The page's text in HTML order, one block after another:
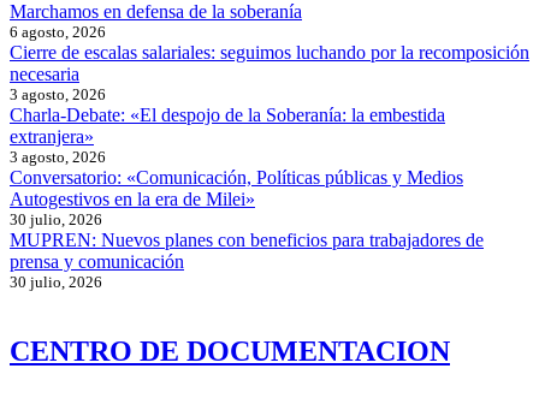
Marchamos en defensa de la soberanía
6 agosto, 2026
Cierre de escalas salariales: seguimos luchando por la recomposición
necesaria
3 agosto, 2026
Charla-Debate: «El despojo de la Soberanía: la embestida
extranjera»
3 agosto, 2026
Conversatorio: «Comunicación, Políticas públicas y Medios
Autogestivos en la era de Milei»
30 julio, 2026
MUPREN: Nuevos planes con beneficios para trabajadores de
prensa y comunicación
30 julio, 2026
CENTRO DE DOCUMENTACION